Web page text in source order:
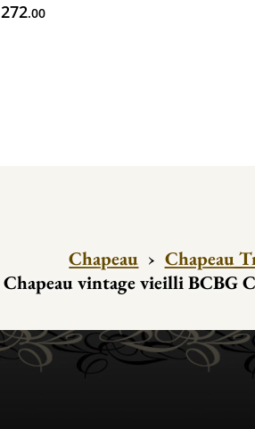
272.00
Chapeau › Chapeau
Chapeau vintage vieilli BCBG